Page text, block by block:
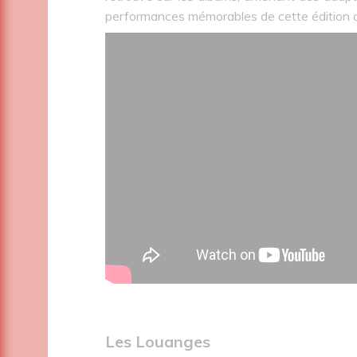
performances mémorables de cette édition
Les Louanges